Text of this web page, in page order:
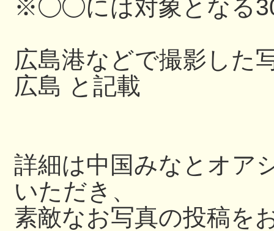
※◯◯には対象となる
広島港などで撮影した
広島 と記載
詳細は中国みなとオア
いただき、
素敵なお写真の投稿を